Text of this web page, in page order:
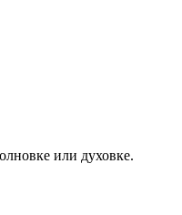
или духовке.